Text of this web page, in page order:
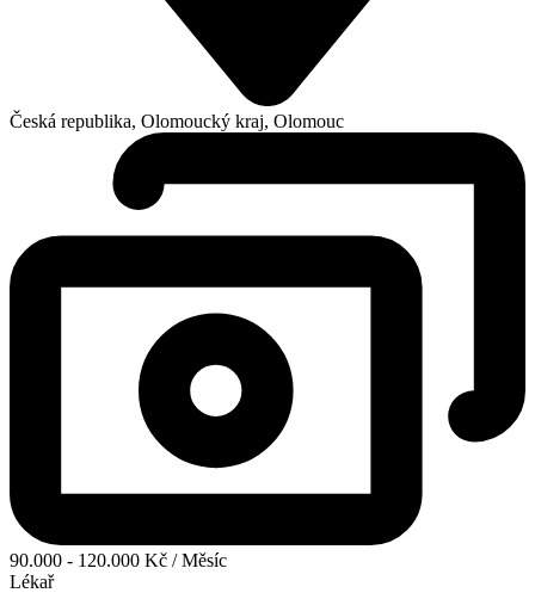
Česká republika, Olomoucký kraj, Olomouc
90.000 - 120.000 Kč / Měsíc
Lékař